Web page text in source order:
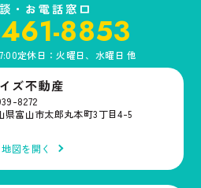
・お電話窓口
8853
定休日：火曜日、水曜日 他
ズ不動産
8272
県富山市太郎丸本町3丁目4-5
地図を開く